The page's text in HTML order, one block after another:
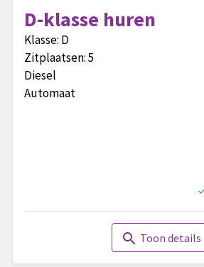
D-klasse huren
Klasse: D
Zitplaatsen:5
Diesel
Automaat
search Toon details